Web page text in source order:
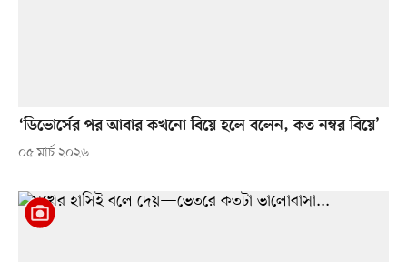
‘ডিভোর্সের পর আবার কখনো বিয়ে হলে বলেন, কত নম্বর বিয়ে’
০৫ মার্চ ২০২৬